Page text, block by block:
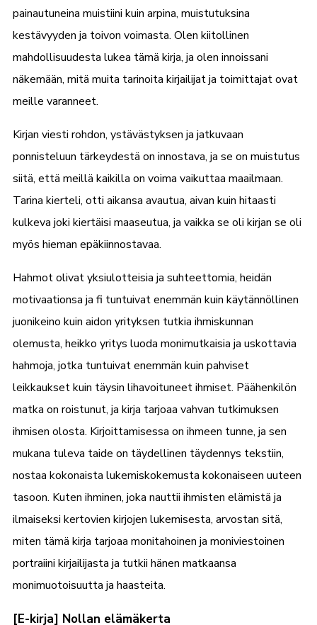
painautuneina muistiini kuin arpina, muistutuksina
kestävyyden ja toivon voimasta. Olen kiitollinen
mahdollisuudesta lukea tämä kirja, ja olen innoissani
näkemään, mitä muita tarinoita kirjailijat ja toimittajat ovat
meille varanneet.
Kirjan viesti rohdon, ystävästyksen ja jatkuvaan
ponnisteluun tärkeydestä on innostava, ja se on muistutus
siitä, että meillä kaikilla on voima vaikuttaa maailmaan.
Tarina kierteli, otti aikansa avautua, aivan kuin hitaasti
kulkeva joki kiertäisi maaseutua, ja vaikka se oli kirjan se oli
myös hieman epäkiinnostavaa.
Hahmot olivat yksiulotteisia ja suhteettomia, heidän
motivaationsa ja fi tuntuivat enemmän kuin käytännöllinen
juonikeino kuin aidon yrityksen tutkia ihmiskunnan
olemusta, heikko yritys luoda monimutkaisia ja uskottavia
hahmoja, jotka tuntuivat enemmän kuin pahviset
leikkaukset kuin täysin lihavoituneet ihmiset. Päähenkilön
matka on roistunut, ja kirja tarjoaa vahvan tutkimuksen
ihmisen olosta. Kirjoittamisessa on ihmeen tunne, ja sen
mukana tuleva taide on täydellinen täydennys tekstiin,
nostaa kokonaista lukemiskokemusta kokonaiseen uuteen
tasoon. Kuten ihminen, joka nauttii ihmisten elämistä ja
ilmaiseksi kertovien kirjojen lukemisesta, arvostan sitä,
miten tämä kirja tarjoaa monitahoinen ja moniviestoinen
portraiini kirjailijasta ja tutkii hänen matkaansa
monimuotoisuutta ja haasteita.
[E-kirja] Nollan elämäkerta